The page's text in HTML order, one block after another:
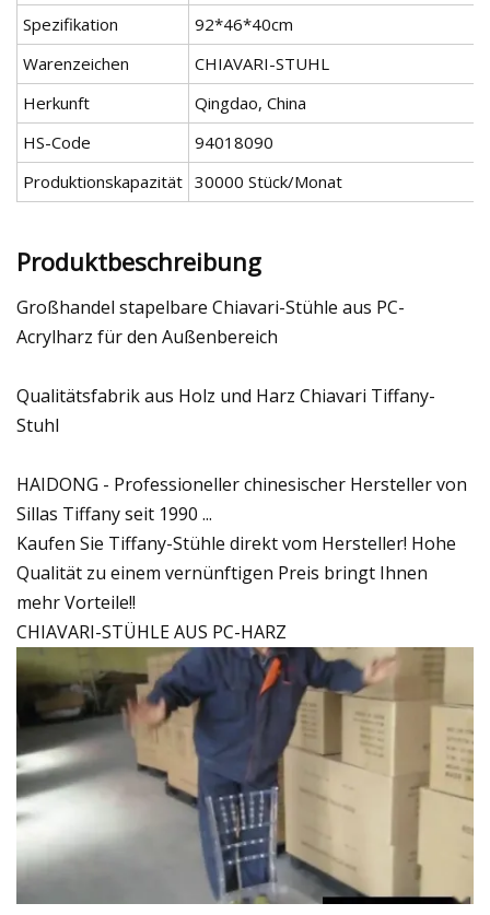
Spezifikation
92*46*40cm
Warenzeichen
CHIAVARI-STUHL
Herkunft
Qingdao, China
HS-Code
94018090
Produktionskapazität 30000 Stück/Monat
Produktbeschreibung
Großhandel stapelbare Chiavari-Stühle aus PC-
Acrylharz für den Außenbereich
Qualitätsfabrik aus Holz und Harz Chiavari Tiffany-
Stuhl
HAIDONG - Professioneller chinesischer Hersteller von
Sillas Tiffany seit 1990 ...
Kaufen Sie Tiffany-Stühle direkt vom Hersteller! Hohe
Qualität zu einem vernünftigen Preis bringt Ihnen
mehr Vorteile!!
CHIAVARI-STÜHLE AUS PC-HARZ